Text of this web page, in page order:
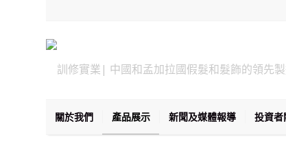
關於我們 產品展示 新聞及媒體報導 投資者